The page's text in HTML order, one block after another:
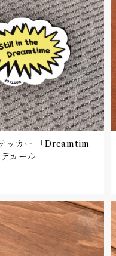
ッカー 「Dreamtim
デカール